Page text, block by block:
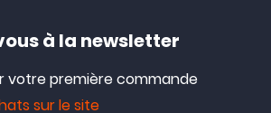
à mes attentes. pas de crash
on verra bien pour la solidité.
à la newsletter
votre première commande
sur le site